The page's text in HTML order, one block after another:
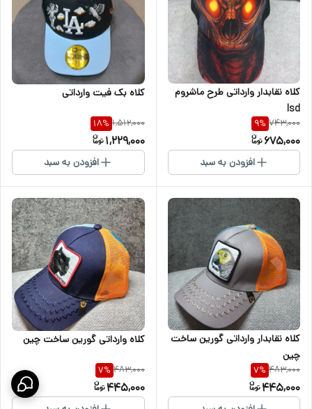
کلاه نقابدار وارداتی طرح ماشروم
lsd
743,000
9%
675,000
افزودن به سبد
کلاه بک فیت وارداتی
1,512,000
18%
1,229,000
افزودن به سبد
کلاه نقابدار وارداتی گورین ساخت
چین
483,000
7%
445,000
کلاه وارداتی گورین ساخت چین
483,000
7%
445,000